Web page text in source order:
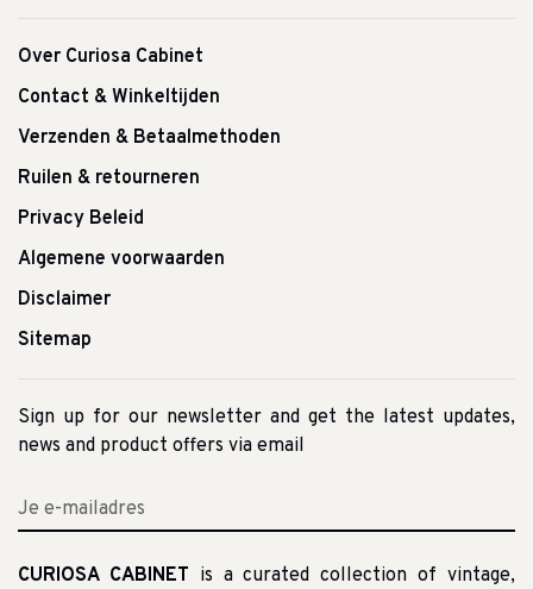
Over Curiosa Cabinet
Contact & Winkeltijden
Verzenden & Betaalmethoden
Ruilen & retourneren
Privacy Beleid
Algemene voorwaarden
Disclaimer
Sitemap
Sign up for our newsletter and get the latest updates,
news and product offers via email
CURIOSA CABINET is a curated collection of vintage,